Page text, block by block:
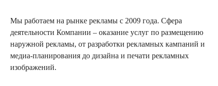
Мы работаем на рынке рекламы с 2009 года. Сфера
деятельности Компании – оказание услуг по размещению
наружной рекламы, от разработки рекламных кампаний и
медиа-планирования до дизайна и печати рекламных
изображений.